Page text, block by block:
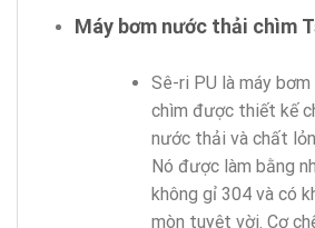
Máy bơm nước thải chìm
Sê-ri PU là máy
chìm được thiết kế
nước thải và chất
Nó được làm bằng
không gỉ 304 và có
mòn tuyệt vời. Cơ